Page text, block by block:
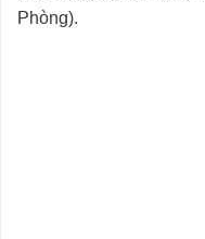
Phòng).